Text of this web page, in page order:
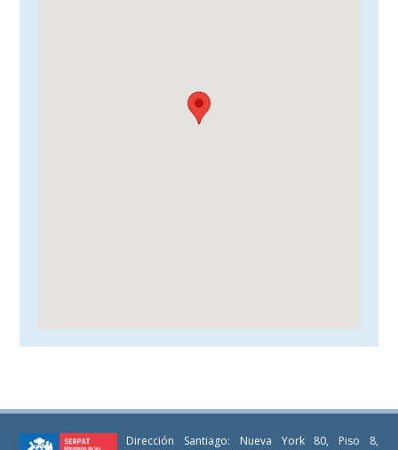
Dirección Santiago: Nueva York 80, Piso 8,